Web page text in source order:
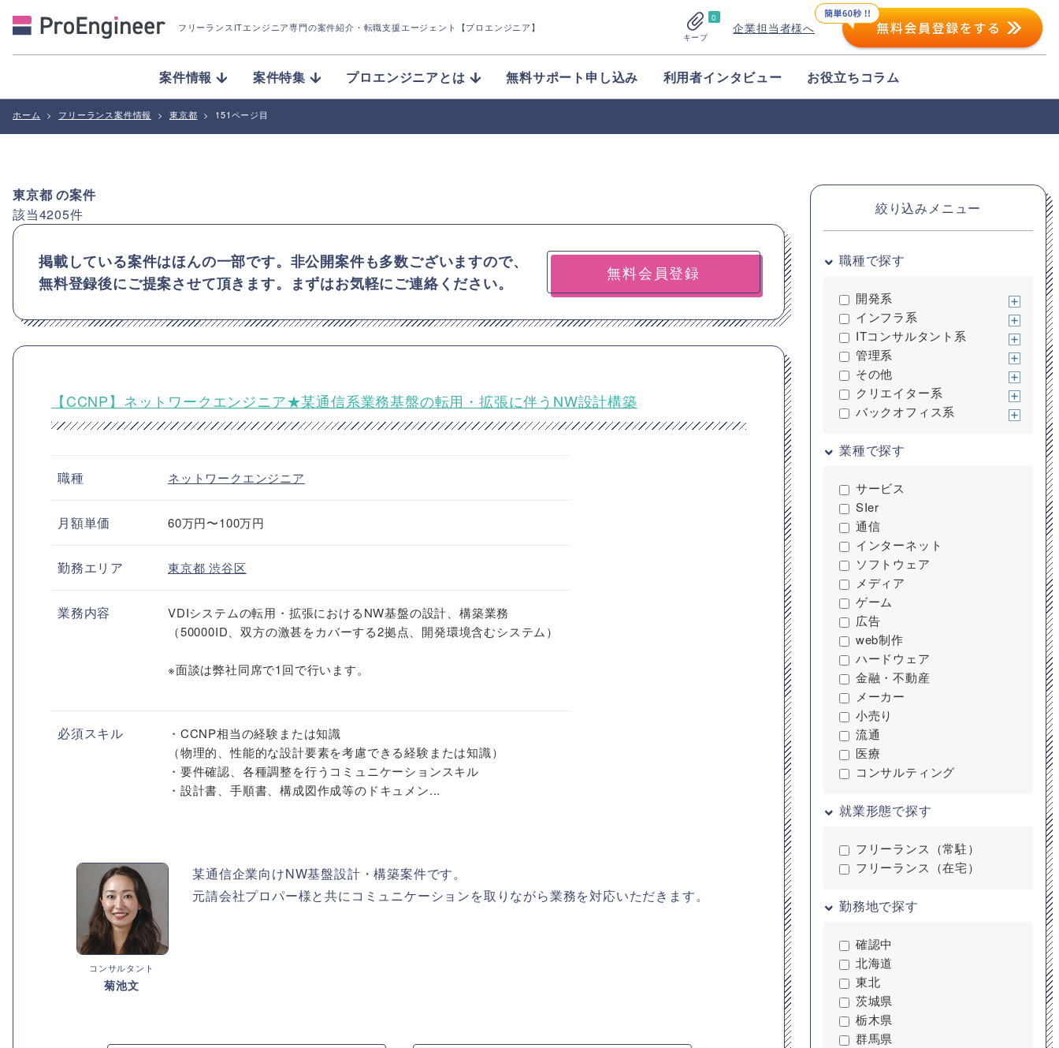
フリーランスITエンジニア専門の案件紹介 ・転職支援エージェント【プロエンジニア】
0
キープ
企業担当者様へ
案件情報 案件特集 プロエンジニアとは 無料サポート申し込み 利用者インタビュー お役立ちコラム
ホーム > フリーランス案件情報 > 東京都 > 151ページ目
東京都の案件
該当4205件
掲載している案件はほんの一部です。非公開案件も多数ございますので、
無料登録後にご提案させて頂きます。まずはお気軽にご連絡ください。
無料会員登録
【CCNP】ネットワークエンジニア★某通信系業務基盤の転用・拡張に伴うNW設計構築
職種 ネットワークエンジニア
月額単価 60万円〜100万円
勤務エリア 東京都渋谷区
業務内容
VDIシステムの転用・拡張におけるNW基盤の設計、構築業務
（50000ID、双方の激甚をカバーする2拠点、開発環境含むシステム）
※面談は弊社同席で1回で行います。
必須スキル
・CCNP相当の経験または知識
（物理的、性能的な設計要素を考慮できる経験または知識）
・要件確認、各種調整を行うコミュニケーションスキル
・設計書、手順書、構成図作成等のドキュメン...
コンサルタント
菊池文
某通信企業向けNW基盤設計・構築案件です。
元請会社プロパー様と共にコミュニケーションを取りながら業務を対応いただきます。
絞り込みメニュー
職種で探す
開発系
インフラ系
ITコンサルタント系
管理系
その他
クリエイター系
バックオフィス系
業種で探す
サービス
SIer
通信
インターネット
ソフトウェア
メディア
ゲーム
広告
web制作
ハードウェア
金融・不動産
メーカー
小売り
流通
医療
コンサルティング
就業形態で探す
フリーランス（常駐）
フリーランス（在宅）
勤務地で探す
確認中
北海道
東北
茨城県
栃木県
群馬県